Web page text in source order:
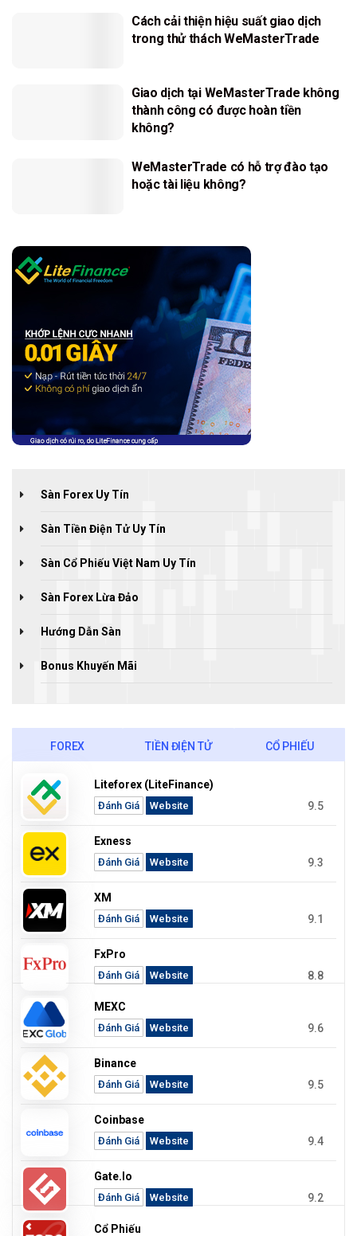
Cách cải thiện hiệu suất giao dịch
trong thử thách WeMasterTrade
Giao dịch tại WeMasterTrade không
thành công có được hoàn tiền
không?
WeMasterTrade có hỗ trợ đào tạo
hoặc tài liệu không?
Sàn Forex Uy Tín
Sàn Tiền Điện Tử Uy Tín
Sàn Cổ Phiếu Việt Nam Uy Tín
Sàn Forex Lừa Đảo
Hướng Dẫn Sàn
Bonus Khuyến Mãi
FOREX TIỀN ĐIỆN TỬ CỔ PHIẾU
Liteforex (LiteFinance)
Đánh Giá Website 9.5
Exness
Đánh Giá Website 9.3
XM
Đánh Giá Website 9.1
FxPro
Đánh Giá Website 8.8
MEXC
Đánh Giá Website 9.6
Binance
Đánh Giá Website 9.5
Coinbase
Đánh Giá Website 9.4
Gate.io
Đánh Giá Website 9.2
Cổ Phiếu